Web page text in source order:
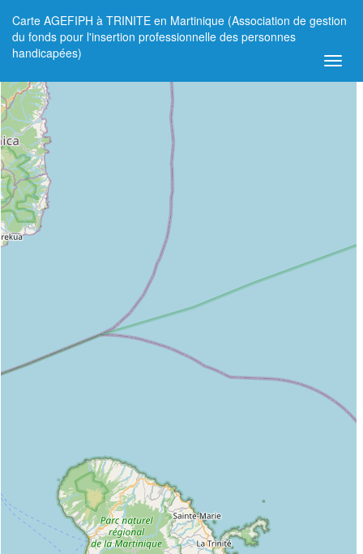
Carte AGEFIPH à TRINITE en Martinique (Association de gestion
du fonds pour l'insertion professionnelle des personnes
handicapées)
+
−